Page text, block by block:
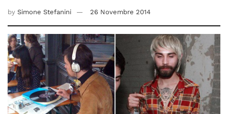
by Simone Stefanini 26 Novembre 2014